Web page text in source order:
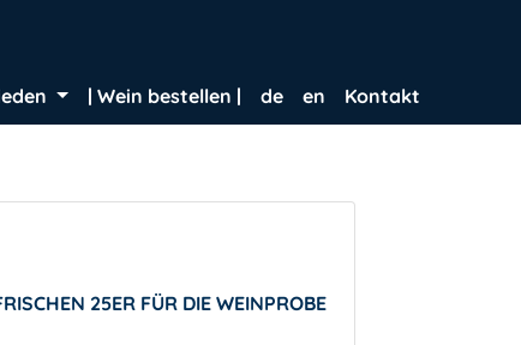
| Wein bestellen | de en Kontakt
25ER FÜR DIE WEINPROBE